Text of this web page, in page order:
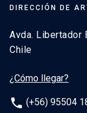
DIRECCIÓN DE
Avda. Libertador
Chile
¿Cómo llegar?
phone (+56) 95504